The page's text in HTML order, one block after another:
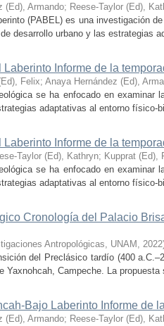
(Ed), Armando; Reese-Taylor (Ed),
(PABEL) es una investigación
desarrollo urbano y las estrategias
Informe de la
Felix; Anaya Hernández (Ed),
se ha enfocado en examinar
adaptativas al entorno físico-
Informe de la
Taylor (Ed), Kathryn; Kupprat (Ed),
se ha enfocado en examinar
adaptativas al entorno físico-
Cronología del Palacio
Antropológicas, UNAM , 2022
del Preclásico tardío (400
Yaxnohcah, Campeche. La
Bajo Laberinto Informe de
(Ed), Armando; Reese-Taylor (Ed),